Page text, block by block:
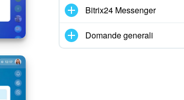
Bitrix24 Messenger
Domande generali